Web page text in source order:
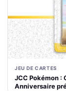
JEU DE CARTES
JCC Pokémon :
Anniversaire